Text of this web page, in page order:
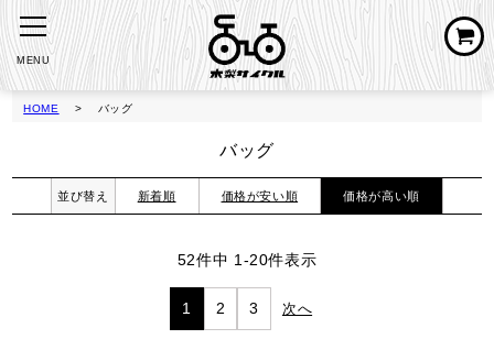
MENU
HOME バッグ
バッグ
並び替え 新着順 価格が安い順 価格が高い順
52件中 1-20件表示
1 2 3